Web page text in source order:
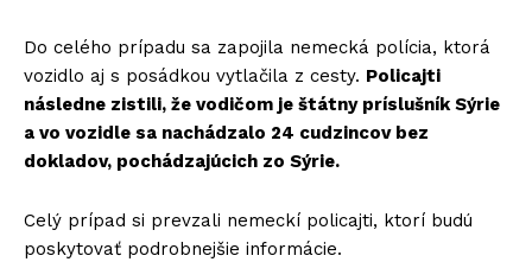
Do celého prípadu sa zapojila nemecká polícia, ktorá
vozidlo aj s posádkou vytlačila z cesty. Policajti
následne zistili, že vodičom je štátny príslušník Sýrie
a vo vozidle sa nachádzalo 24 cudzincov bez
dokladov, pochádzajúcich zo Sýrie.
Celý prípad si prevzali nemeckí policajti, ktorí budú
poskytovať podrobnejšie informácie.